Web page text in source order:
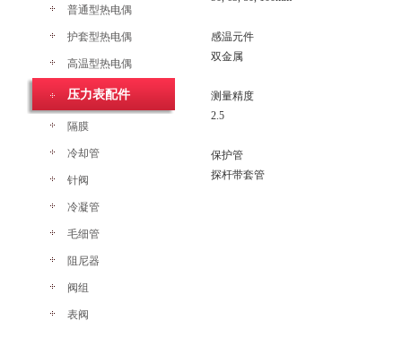
普通型热电偶
护套型热电偶
高温型热电偶
压力表配件
隔膜
冷却管
针阀
冷凝管
毛细管
阻尼器
阀组
表阀
感温元件
双金属
测量精度
2.5
保护管
探杆带套管